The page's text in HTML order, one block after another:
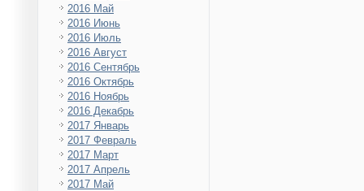
2016 Май
2016 Июнь
2016 Июль
2016 Август
2016 Сентябрь
2016 Октябрь
2016 Ноябрь
2016 Декабрь
2017 Январь
2017 Февраль
2017 Март
2017 Апрель
2017 Май